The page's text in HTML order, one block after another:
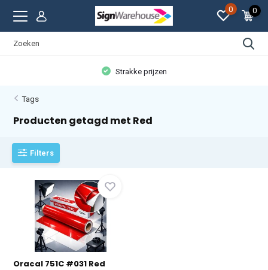
0 0
Strakke prijzen
Tags
Producten getagd met Red
Filters
Oracal 751C #031 Red